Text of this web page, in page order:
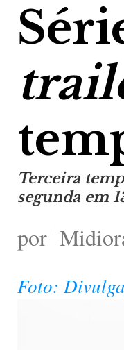
Terceira
segunda em
por
Foto: